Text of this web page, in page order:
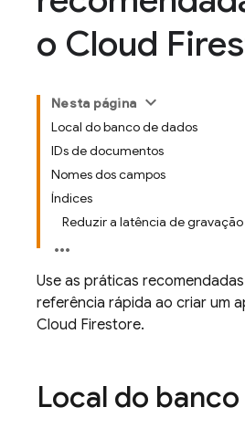
o Cloud
Nesta página
Local do banco de dados
IDs de documentos
Nomes dos campos
Índices
Reduzir a latência de gravação
Use as práticas
referência rápida ao criar um
Cloud Firestore.
Local do